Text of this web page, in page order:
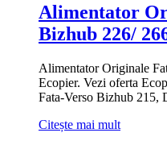
Alimentator
Bizhub 226/
Alimentator Originale
Ecopier. Vezi oferta
Fata-Verso Bizhub 215,
Citește mai mult